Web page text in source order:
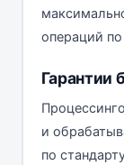
операций по
Гарантии
и
по